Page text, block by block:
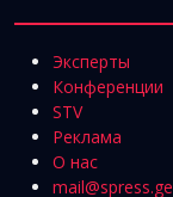
Эксперты
Конференции
STV
Реклама
О нас
mail@spress.ge